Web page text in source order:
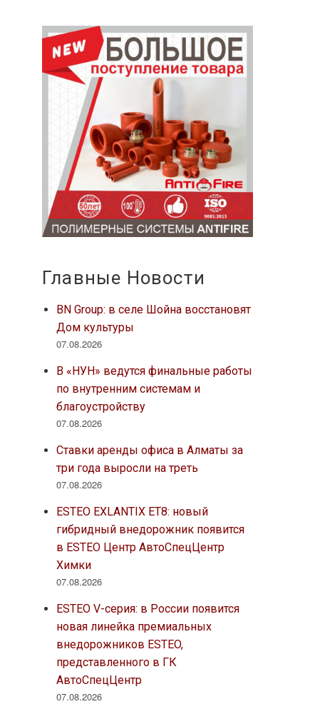
Главные Новости
BN Group: в селе Шойна восстановят
Дом культуры
07.08.2026
В «НУН» ведутся финальные работы
по внутренним системам и
благоустройству
07.08.2026
Ставки аренды офиса в Алматы за
три года выросли на треть
07.08.2026
ESTEO EXLANTIX ET8: новый
гибридный внедорожник появится
в ESTEO Центр АвтоСпецЦентр
Химки
07.08.2026
ESTEO V-серия: в России появится
новая линейка премиальных
внедорожников ESTEO,
представленного в ГК
АвтоСпецЦентр
07.08.2026